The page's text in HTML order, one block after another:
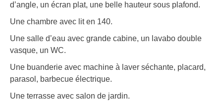
d’angle, un écran plat, une belle hauteur sous plafond.
Une chambre avec lit en 140.
Une salle d’eau avec grande cabine, un lavabo double
vasque, un WC.
Une buanderie avec machine à laver séchante, placard,
parasol, barbecue électrique.
Une terrasse avec salon de jardin.